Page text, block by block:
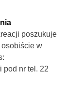
poszukuje
osobiście w
pod nr tel. 22